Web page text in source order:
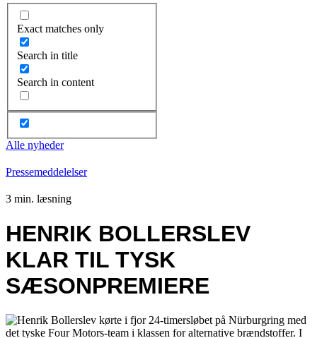
Exact matches only
Search in title
Search in content
Alle nyheder
Pressemeddelelser
3 min. læsning
HENRIK BOLLERSLEV
KLAR TIL TYSK
SÆSONPREMIERE